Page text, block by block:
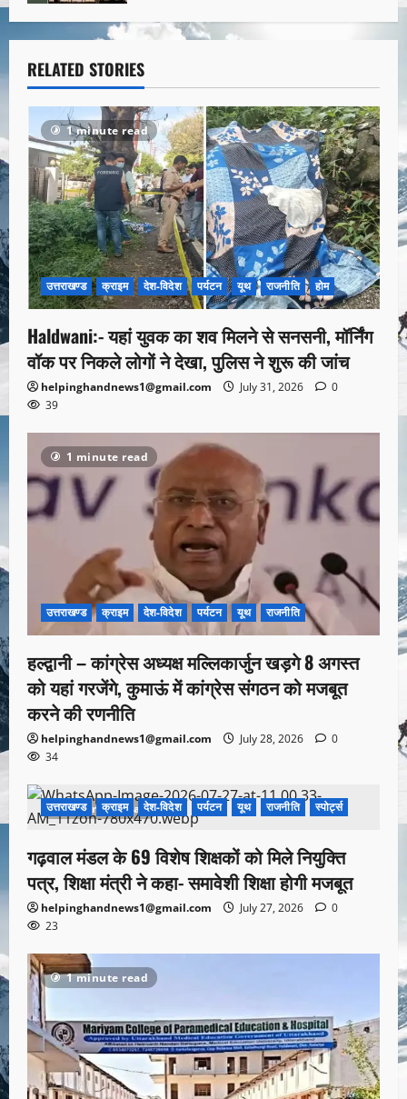
RELATED STORIES
1 minute read
उत्तराखण्ड क्राइम देश-विदेश पर्यटन यूथ राजनीति होम
Haldwani:- यहां युवक का शव मिलने से सनसनी, मॉर्निंग
वॉक पर निकले लोगों ने देखा, पुलिस ने शुरू की जांच
helpinghandnews1@gmail.com July 31, 2026
0
39
1 minute read
उत्तराखण्ड क्राइम देश-विदेश पर्यटन यूथ राजनीति
हल्द्वानी – कांग्रेस अध्यक्ष मल्लिकार्जुन खड़गे 8 अगस्त
को यहां गरजेंगे, कुमाऊं में कांग्रेस संगठन को मजबूत
करने की रणनीति
helpinghandnews1@gmail.com July 28, 2026
0
34
1 minute read
उत्तराखण्ड क्राइम देश-विदेश पर्यटन यूथ राजनीति स्पोर्ट्स
गढ़वाल मंडल के 69 विशेष शिक्षकों को मिले नियुक्ति
पत्र, शिक्षा मंत्री ने कहा- समावेशी शिक्षा होगी मजबूत
helpinghandnews1@gmail.com July 27, 2026
0
23
1 minute read